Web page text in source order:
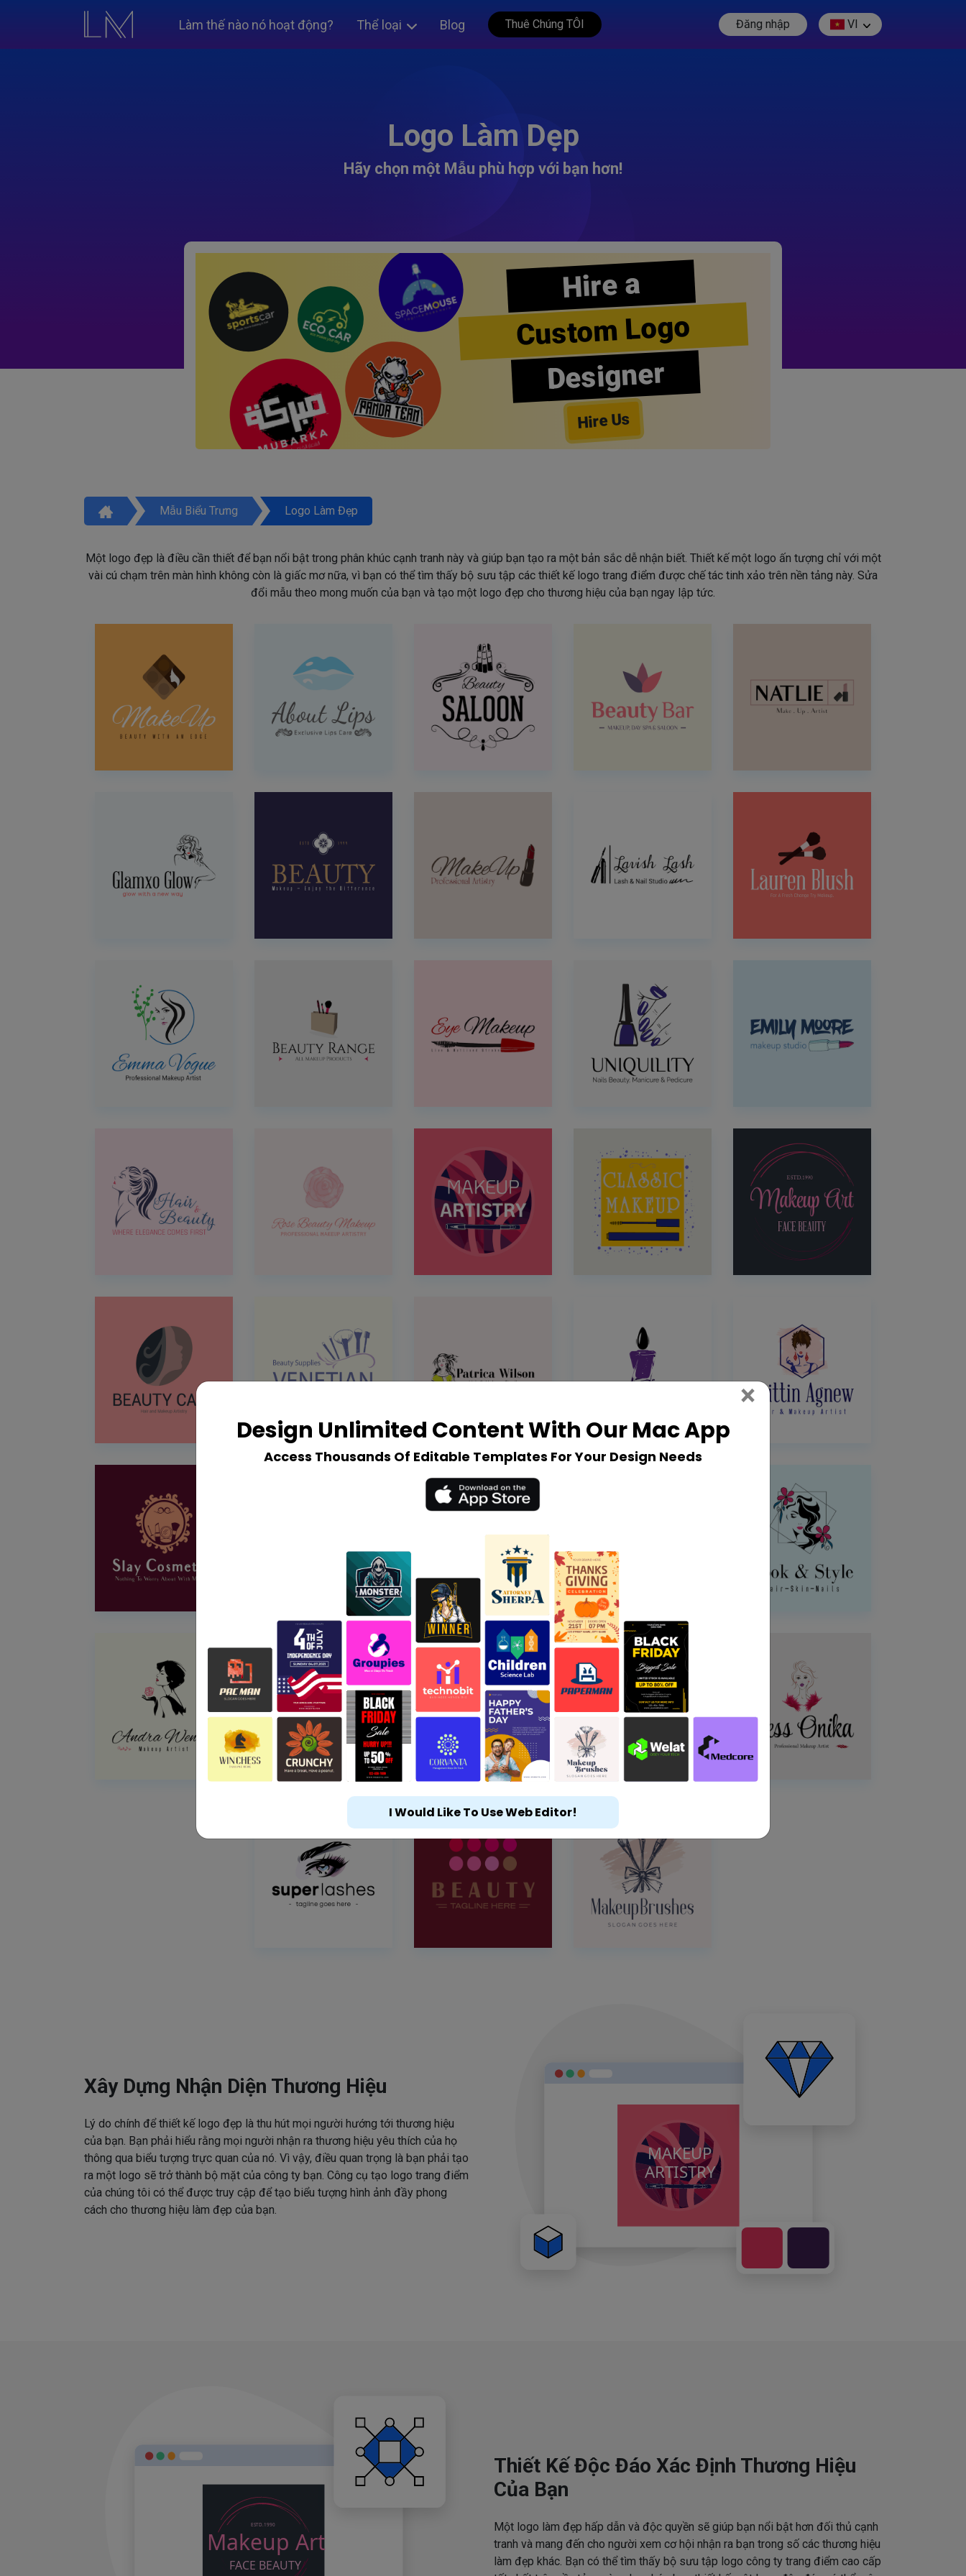
Làm thế nào nó hoạt động? Thể loại Blog Thuê Chúng TÔI Đăng nhập VI
Logo Làm Dẹp
Hãy chọn một Mẫu phù hợp với bạn hơn!
Hire a
Custom Logo
Designer
Hire Us
Mẫu Biểu Trưng Logo Làm Đẹp
Một logo đẹp là điều cần thiết để bạn nổi bật trong phân khúc cạnh tranh này và giúp bạn tạo ra một bản sắc dễ nhận biết. Thiết kế một logo ấn tượng chỉ với một
vài cú chạm trên màn hình không còn là giấc mơ nữa, vì bạn có thể tìm thấy bộ sưu tập các thiết kế logo trang điểm được chế tác tinh xảo trên nền tảng này. Sửa
đổi mẫu theo mong muốn của bạn và tạo một logo đẹp cho thương hiệu của bạn ngay lập tức.
Xây Dựng Nhận Diện Thương Hiệu
Lý do chính để thiết kế logo đẹp là thu hút mọi người hướng tới thương hiệu
của bạn. Bạn phải hiểu rằng mọi người nhận ra thương hiệu yêu thích của họ
thông qua biểu tượng trực quan của nó. Vì vậy, điều quan trọng là bạn phải tạo
ra một logo sẽ trở thành bộ mặt của công ty bạn. Công cụ tạo logo trang điểm
của chúng tôi có thể được truy cập để tạo biểu tượng hình ảnh đầy phong
cách cho thương hiệu làm đẹp của bạn.
Thiết Kế Độc Đáo Xác Định Thương Hiệu
Của Bạn
Một logo làm đẹp hấp dẫn và độc quyền sẽ giúp bạn nổi bật hơn đối thủ cạnh
tranh và mang đến cho người xem cơ hội nhận ra bạn trong số các thương hiệu
làm đẹp khác. Bạn có thể tìm thấy bộ sưu tập logo công ty trang điểm cao cấp
Design Unlimited Content With Our Mac App
Access Thousands Of Editable Templates For Your Design Needs
× Close
I Would Like To Use Web Editor!